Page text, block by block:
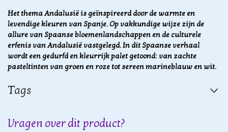
Het thema Andalusië is geïnspireerd door de warmte en
levendige kleuren van Spanje. Op vakkundige wijze zijn de
allure van Spaanse bloemenlandschappen en de culturele
erfenis van Andalusië vastgelegd. In dit Spaanse verhaal
wordt een gedurfd en kleurrijk palet getoond: van zachte
pasteltinten van groen en roze tot sereen marineblauw en wit.
Tags
Vragen over dit product?